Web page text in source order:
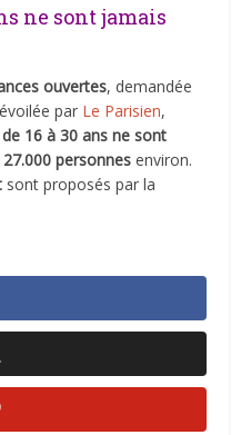
ne sont jamais
ouvertes, demandée
par Le Parisien,
16 à 30 ans ne sont
27.000 personnes environ.
sont proposés par la